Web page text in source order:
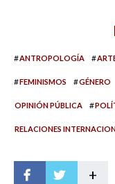
#ANTROPOLOGÍA #
#FEMINISMOS #GÉNERO
OPINIÓN PÚBLICA #
RELACIONES
+